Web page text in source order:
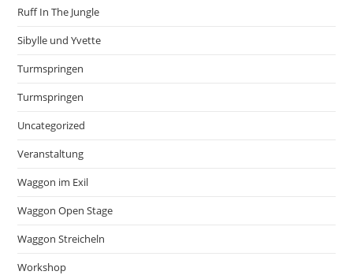
Ruff In The Jungle
Sibylle und Yvette
Turmspringen
Turmspringen
Uncategorized
Veranstaltung
Waggon im Exil
Waggon Open Stage
Waggon Streicheln
Workshop